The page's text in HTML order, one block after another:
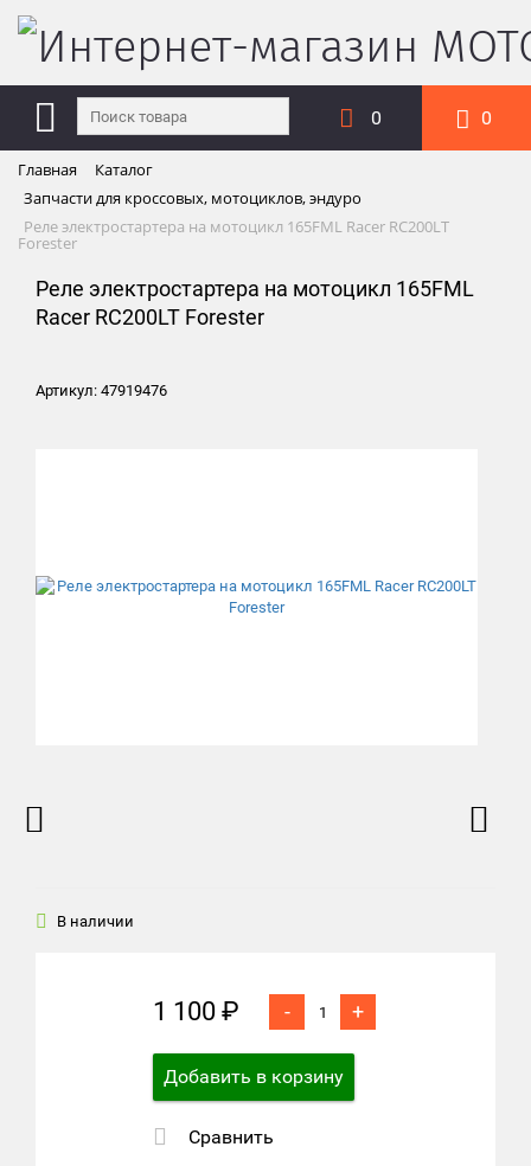
0 0
Главная
Каталог
Запчасти для кроссовых, мотоциклов, эндуро
Реле электростартера на мотоцикл 165FML Racer RC200LT
Forester
Реле электростартера на мотоцикл 165FML
Racer RC200LT Forester
Артикул: 47919476
В наличии
1 100 ₽ - +
Добавить в корзину
Сравнить